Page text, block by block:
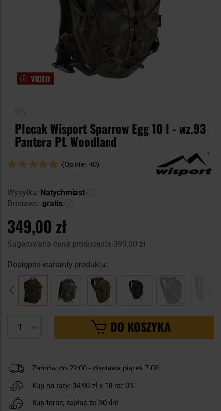
Plecak Wisport Sparrow Egg 10 l - wz.93
Pantera PL Woodland
Ocena:
(Opinie: 40)
Wysyłka: Natychmiast
Dostawa: gratis
349,00 zł
Sugerowana cena producenta 399,00 zł
Dostępne warianty produktu:
DO KOSZYKA
Zamów do 23:00 - dostawa piątek 7.08
Kup na raty: 34,90 zł x 10 rat 0%
Kup teraz, zapłać za 30 dni